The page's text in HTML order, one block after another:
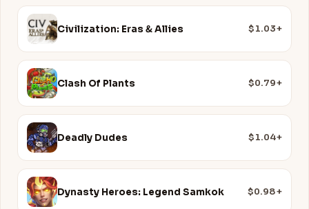
Civilization: Eras & Allies $1.03+
Clash Of Plants $0.79+
Deadly Dudes $1.04+
Dynasty Heroes: Legend Samkok $0.98+